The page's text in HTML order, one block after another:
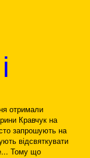
отримали
Кравчук на
запрошують на
відсвяткувати
Тому що